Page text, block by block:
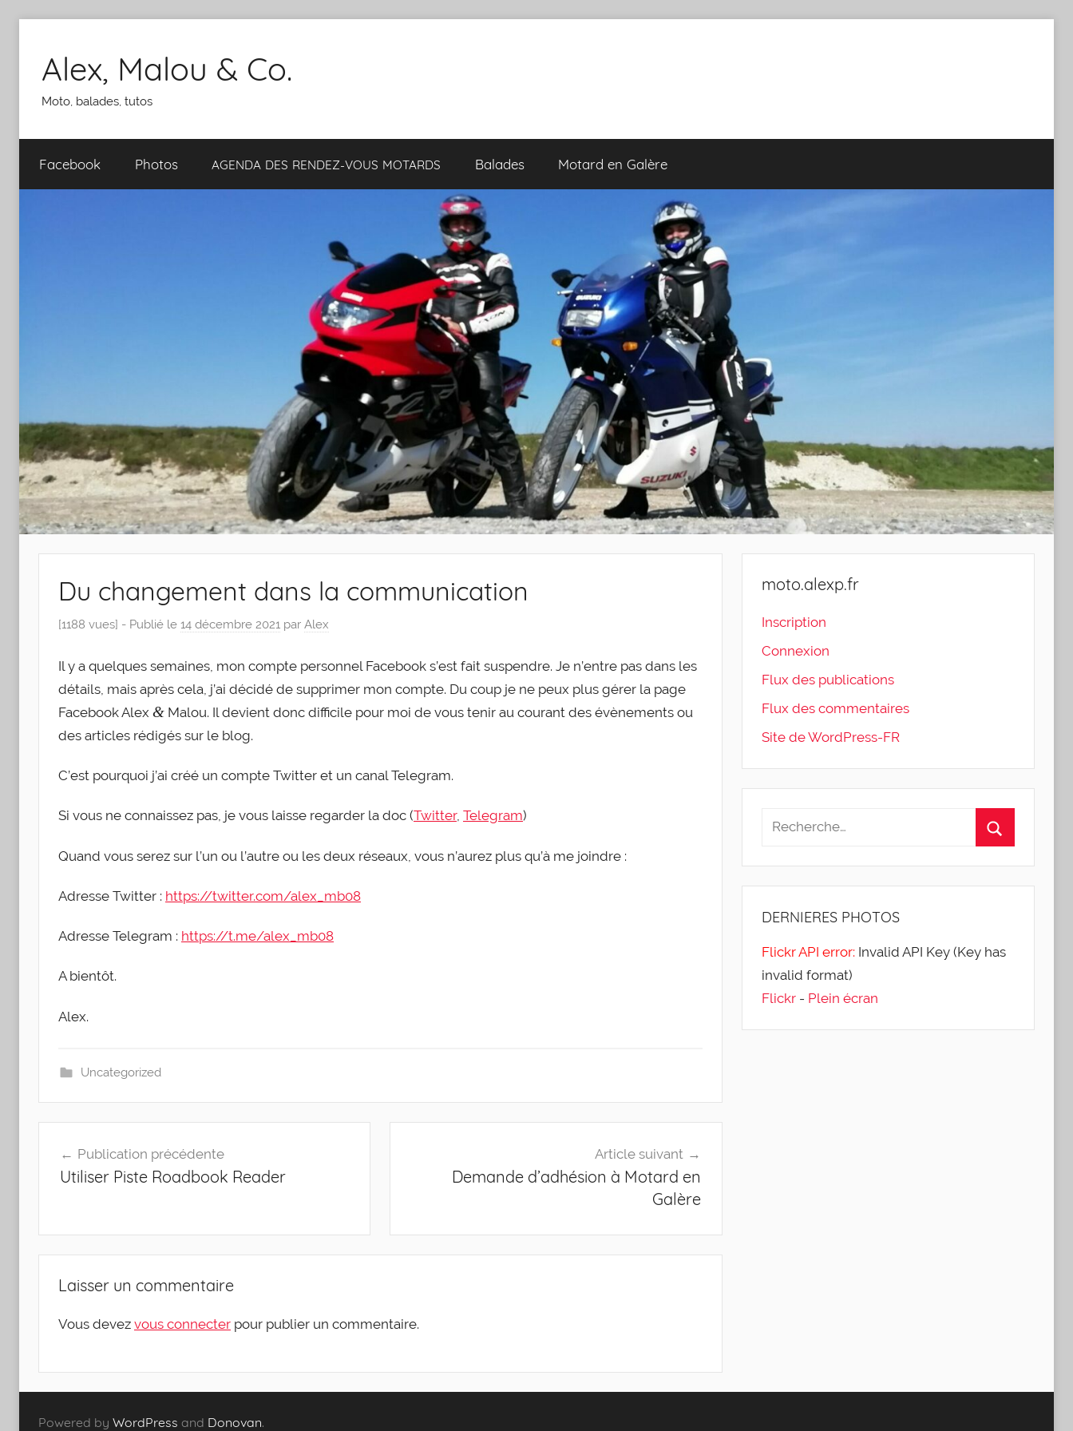
contenu
Alex, Malou & Co.
Moto, balades, tutos
Facebook Photos AGENDA DES RENDEZ-​​VOUS MOTARDS Balades Motard en Galère
Du changement dans la communication
[1188 vues] - Publié le 14 décembre 2021 par Alex
Il y a quelques semaines, mon compte per­son­nel Face­book s’est fait sus­pendre. Je n’entre pas dans les
détails, mais après cela, j’ai déci­dé de sup­pri­mer mon compte. Du coup je ne peux plus gérer la page
Face­book Alex & Malou. Il devient donc dif­fi­cile pour moi de vous tenir au cou­rant des évè­ne­ments ou
des articles rédi­gés sur le blog.
C’est pour­quoi j’ai créé un compte Twit­ter et un canal Telegram.
Si vous ne connais­sez pas, je vous laisse regar­der la doc (Twit­ter, Tele­gram)
Quand vous serez sur l’un ou l’autre ou les deux réseaux, vous n’au­rez plus qu’à me joindre :
Adresse Twit­ter : https://twitter.com/alex_mb08
Adresse Tele­gram : https://t.me/alex_mb08
A bien­tôt.
Alex.
Uncategorized
de
Publication précédente
Utiliser Piste Roadbook Reader
Article suivant
Demande d’adhésion à Motard en
Galère
Laisser un commentaire
Vous devez vous connecter pour publier un commentaire.
moto.alexp.fr
Inscription
Connexion
Flux des publications
Flux des commentaires
Site de WordPress-FR
DERNIERES PHOTOS
Flickr API error: Invalid API Key (Key has
invalid format)
Flickr- Plein écran
Powered by WordPress and Donovan.